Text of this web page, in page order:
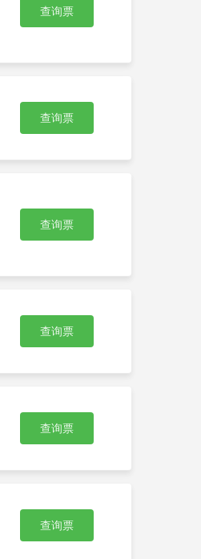
查询票
查询票
查询票
查询票
查询票
查询票